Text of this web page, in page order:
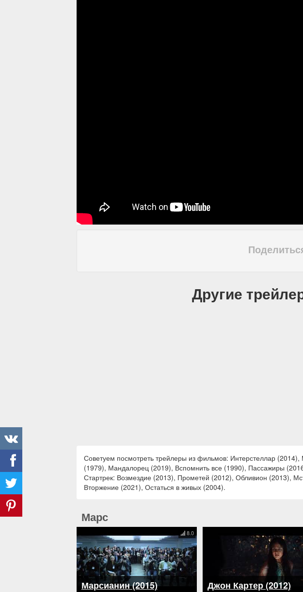
Другие
Советуем посмотреть трейлеры из фильмов: Интерстеллар
(1979), Мандалорец (2019), Вспомнить все (1990), Пассажиры
Стартрек: Возмездие (2013), Прометей (2012), Обливион (2013),
Вторжение (2021), Остаться в живых (2004).
Марс
Марсианин (2015)
8.0
Джон Картер (2012)